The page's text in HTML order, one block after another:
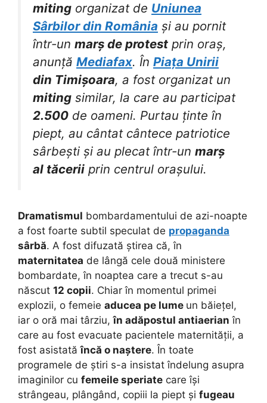
miting organizat de Uniunea
Sârbilor din România și au pornit
într-un marș de protest prin oraș,
anunță Mediafax. În Piața Unirii
din Timișoara, a fost organizat un
miting similar, la care au participat
2.500 de oameni. Purtau ținte în
piept, au cântat cântece patriotice
sârbești și au plecat într-un marș
al tăcerii prin centrul orașului.
Dramatismul bombardamentului de azi-noapte
a fost foarte subtil speculat de propaganda
sârbă. A fost difuzată știrea că, în
maternitatea de lângă cele două ministere
bombardate, în noaptea care a trecut s-au
născut 12 copii. Chiar în momentul primei
explozii, o femeie aducea pe lume un băiețel,
iar o oră mai târziu,în adăpostul antiaerian în
care au fost evacuate pacientele maternității, a
fost asistatăîncă o naștere. În toate
programele de știri s-a insistat îndelung asupra
imaginilor cu femeile speriate care își
strângeau, plângând, copiii la piept și fugeau